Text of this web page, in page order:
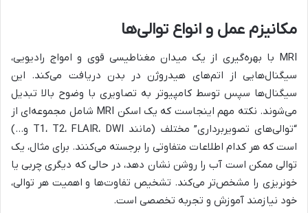
مکانیزم عمل و انواع توالی‌ها
MRI با بهره‌گیری از یک میدان مغناطیسی قوی و امواج رادیویی،
سیگنال‌هایی از اتم‌های هیدروژن در بدن دریافت می‌کند. این
سیگنال‌ها سپس توسط کامپیوتر به تصاویری با وضوح بالا تبدیل
می‌شوند. نکته مهم اینجاست که یک اسکن MRI شامل مجموعه‌ای از
“توالی‌های تصویربرداری” مختلف (مانند T1، T2، FLAIR، DWI و…)
است که هر کدام اطلاعات متفاوتی را برجسته می‌کنند. برای مثال، یک
توالی ممکن است آب را روشن نشان دهد، در حالی که دیگری چربی یا
خونریزی را مشخص‌تر می‌کند. تشخیص تفاوت‌ها و اهمیت هر توالی،
خود نیازمند آموزش و تجربه تخصصی است.